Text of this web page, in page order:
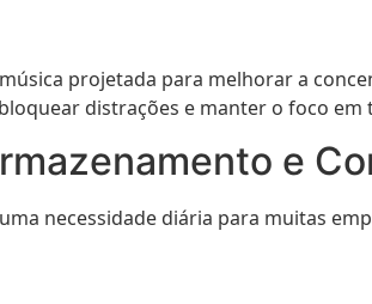
projetada para melhorar a
distrações e manter o foco
e
necessidade diária para muitas